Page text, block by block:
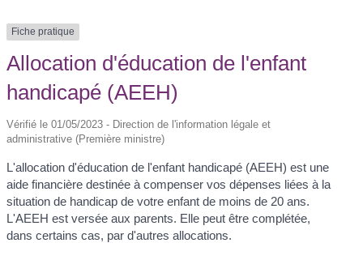
Fiche pratique
Allocation d'éducation de l'enfant
handicapé (AEEH)
Vérifié le 01/05/2023 - Direction de l'information légale et
administrative (Première ministre)
L'allocation d'éducation de l'enfant handicapé (AEEH) est une
aide financière destinée à compenser vos dépenses liées à la
situation de handicap de votre enfant de moins de 20 ans.
L'AEEH est versée aux parents. Elle peut être complétée,
dans certains cas, par d'autres allocations.